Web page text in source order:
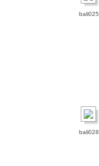
bali025
bali028